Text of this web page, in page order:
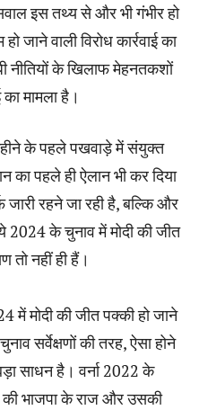
इस तथ्य से और भी गंभीर हो
जाने वाली विरोध कार्रवाई का
नीतियों के खिलाफ मेहनतकशों
मामला है।
के पहले पखवाड़े में संयुक्त
का पहले ही ऐलान भी कर दिया
जारी रहने जा रही है, बल्कि और
2024 के चुनाव में मोदी की जीत
तो नहीं ही हैं।
मोदी की जीत पक्की हो जाने
सर्वेक्षणों की तरह, ऐसा होने
साधन है। वर्ना 2022 के
की भाजपा के राज और उसकी